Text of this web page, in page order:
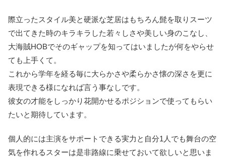
際立ったスタイル美と硬派な芝居はもちろん髭を取りスーツ
で出てきた時のキラキラした若々しさや美しい身のこなし、
大海賊HOBでそのギャップを知ってはいましたが何をやらせ
ても上手くて。
これから学年を経る毎に大らかさや柔らかさ懐の深さを更に
表現できる様になれば言う事なしです。
彼女の才能をしっかり花開かせるポジションで使ってもらい
たいと期待しています。
個人的には主演をサポートできる実力と自分1人でも舞台の空
気を作れるスターは是非路線に乗せておいて欲しいと思いま